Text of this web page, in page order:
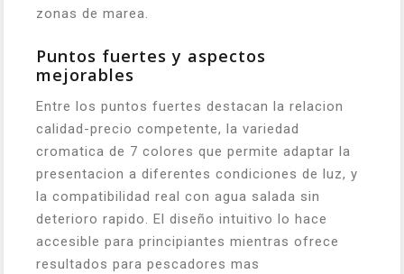
zonas de marea.
Puntos fuertes y aspectos
mejorables
Entre los puntos fuertes destacan la relacion
calidad-precio competente, la variedad
cromatica de 7 colores que permite adaptar la
presentacion a diferentes condiciones de luz, y
la compatibilidad real con agua salada sin
deterioro rapido. El diseño intuitivo lo hace
accesible para principiantes mientras ofrece
resultados para pescadores mas